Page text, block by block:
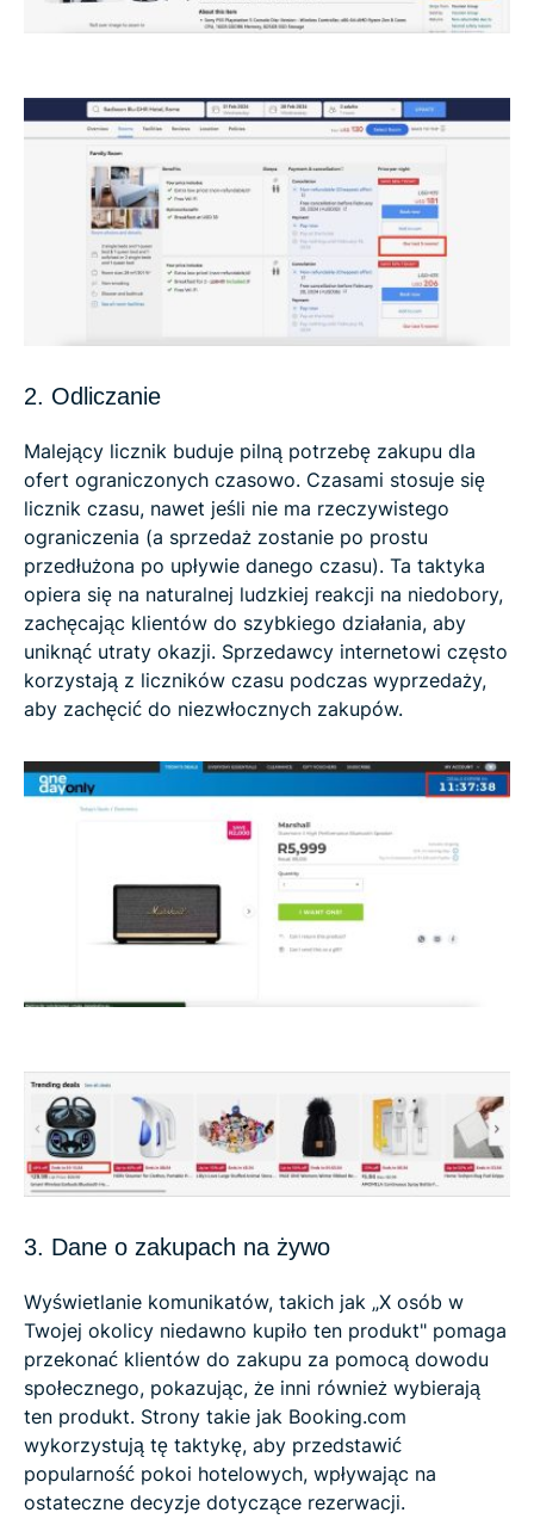
2. Odliczanie
Malejący licznik buduje pilną potrzebę zakupu dla
ofert ograniczonych czasowo. Czasami stosuje się
licznik czasu, nawet jeśli nie ma rzeczywistego
ograniczenia (a sprzedaż zostanie po prostu
przedłużona po upływie danego czasu). Ta taktyka
opiera się na naturalnej ludzkiej reakcji na niedobory,
zachęcając klientów do szybkiego działania, aby
uniknąć utraty okazji.​ Sprzedawcy internetowi często
korzystają z liczników czasu podczas wyprzedaży,
aby zachęcić do niezwłocznych zakupów.
3. Dane o zakupach na żywo
Wyświetlanie komunikatów, takich jak „X osób w
Twojej okolicy niedawno kupiło ten produkt" pomaga
przekonać klientów do zakupu za pomocą dowodu
społecznego, pokazując, że inni również wybierają
ten produkt​​. Strony takie jak Booking.com
wykorzystują tę taktykę, aby przedstawić
popularność pokoi hotelowych, wpływając na
ostateczne decyzje dotyczące rezerwacji.